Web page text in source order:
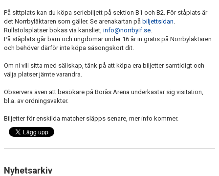
På sittplats kan du köpa seriebiljett på sektion B1 och B2. För ståplats är
det Norrbyläktaren som gäller. Se arenakartan på biljettsidan.
Rullstolsplatser bokas via kansliet, info@norrbyif.se.
På ståplats går barn och ungdomar under 16 år in gratis på Norrbyläktaren
och behöver därför inte köpa säsongskort dit.
Om ni vill sitta med sällskap, tänk på att köpa era biljetter samtidigt och
välja platser jämte varandra.
Observera även att besökare på Borås Arena underkastar sig visitation,
bl.a. av ordningsvakter.
Biljetter för enskilda matcher släpps senare, mer info kommer.
Nyhetsarkiv